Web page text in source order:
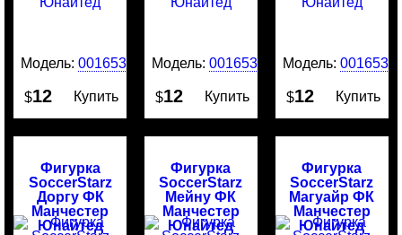
Модель:0016534
$12 Купить
Модель:0016532
$12 Купить
Модель: 0016530
$12 Купить
Фигурка
SoccerStarz
Доргу ФК
Манчестер
Юнайтед
Фигурка
SoccerStarz
Мейну ФК
Манчестер
Юнайтед
Фигурка
SoccerStarz
Магуайр ФК
Манчестер
Юнайтед